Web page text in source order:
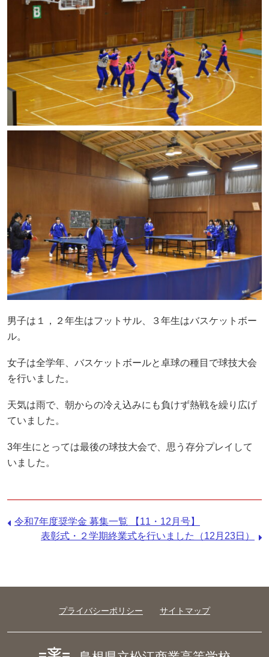
男子は１，２年生はフットサル、３年生はバスケットボー
ル。
女子は全学年、バスケットボールと卓球の種目で球技大会
を行いました。
天気は雨で、朝からの冷え込みにも負けず熱戦を繰り広げ
ていました。
3年生にとっては最後の球技大会で、思う存分プレイして
いました。
前令和7年度奨学金 募集一覧 【11・12月号】
次
表彰式・２学期終業式を行いました（12月23日）
プライバシーポリシー サイトマップ